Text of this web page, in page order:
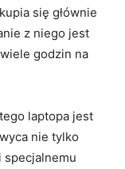
się głównie
z ⁢niego ⁢jest
godzin ⁢na
laptopa jest
nie​ tylko
specjalnemu